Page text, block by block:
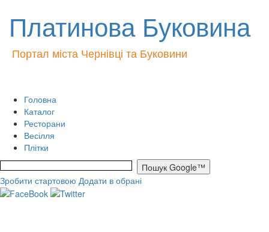
Платинова Буковина
Портал міста Чернівці та Буковини
Головна
Каталог
Ресторани
Весілля
Плітки
Зробити стартовою Додати в обрані